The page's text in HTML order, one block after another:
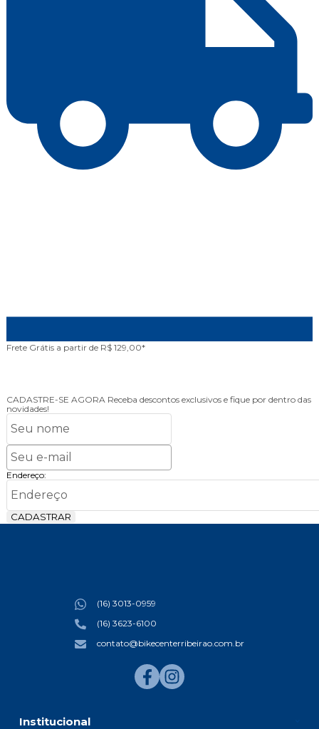
Frete Grátis a partir de R$ 129,00*
CADASTRE-SE AGORA Receba descontos exclusivos e fique por dentro das
novidades!
Endereço:
CADASTRAR
Institucional
(16) 3013-0959
(16) 3623-6100
contato@bikecenterribeirao.com.br